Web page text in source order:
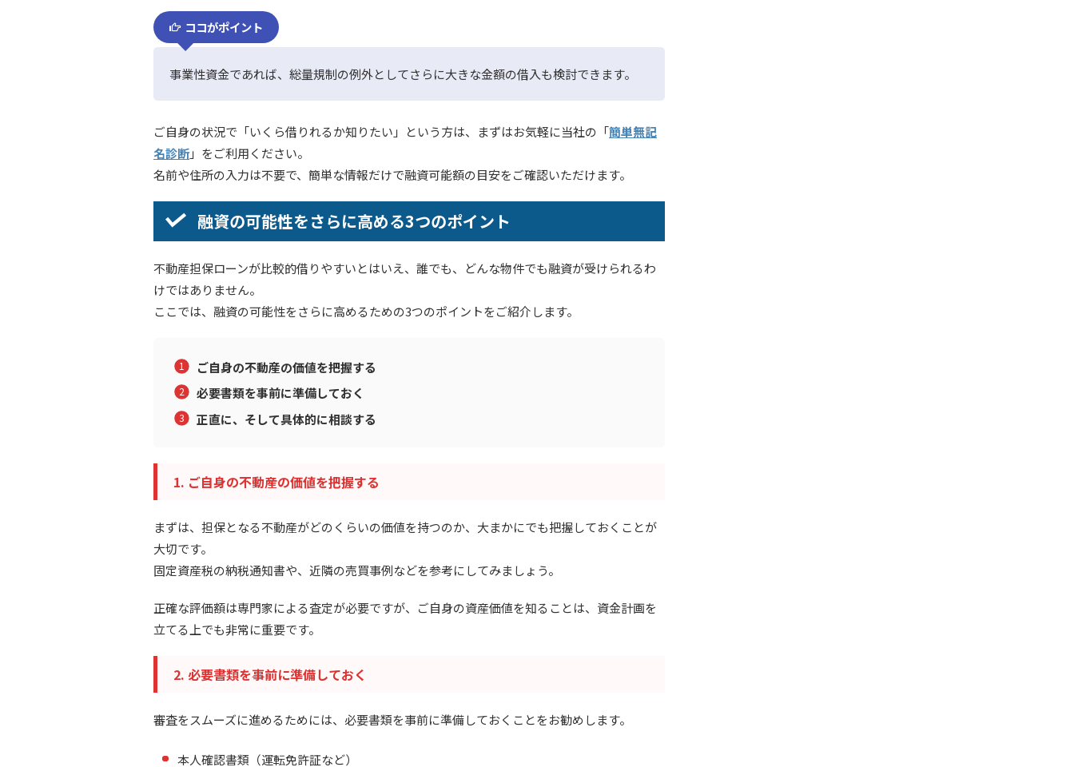
ココがポイント
事業性資金であれば、総量規制の例外としてさらに大きな金額の借入も検討できます。
ご自身の状況で「いくら借りれるか知りたい」という方は、まずはお気軽に当社の「簡単無記
名診断」をご利用ください。
名前や住所の入力は不要で、簡単な情報だけで融資可能額の目安をご確認いただけます。
融資の可能性をさらに高める3つのポイント
不動産担保ローンが比較的借りやすいとはいえ、誰でも、どんな物件でも融資が受けられるわ
けではありません。
ここでは、融資の可能性をさらに高めるための3つのポイントをご紹介します。
ご自身の不動産の価値を把握する
必要書類を事前に準備しておく
正直に、そして具体的に相談する
1. ご自身の不動産の価値を把握する
まずは、担保となる不動産がどのくらいの価値を持つのか、大まかにでも把握しておくことが
大切です。
固定資産税の納税通知書や、近隣の売買事例などを参考にしてみましょう。
正確な評価額は専門家による査定が必要ですが、ご自身の資産価値を知ることは、資金計画を
立てる上でも非常に重要です。
2. 必要書類を事前に準備しておく
審査をスムーズに進めるためには、必要書類を事前に準備しておくことをお勧めします。
本人確認書類（運転免許証など）